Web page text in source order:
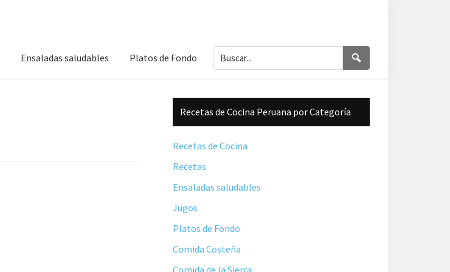
Ensaladas saludables Platos de Fondo Buscar...
Barra
lateral
principal
Recetas de Cocina Peruana por Categoría
Recetas de Cocina
Recetas
Ensaladas saludables
Jugos
Platos de Fondo
Comida Costeña
Comida de la Sierra